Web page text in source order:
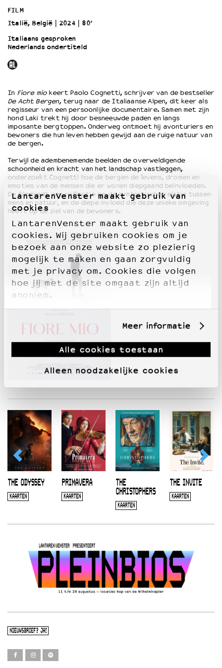
LantarenVenster maakt gebruik van
cookies
LantarenVenster maakt gebruik van
cookies. Wij gebruiken cookies om je
bezoek aan onze website zo plezierig
mogelijk te maken en gaan zorgvuldig
met je privacy om. Cookies die volgen
hoe jij met de site omgaat zijn altijd
anoniem.
Meer informatie
Alle cookies toestaan
Alleen noodzakelijke cookies
OVER LANTARENVENSTER
Wat we doen
Werken bij
Wie is wie
Partners
Huisregels
Privacyverklaring
Integriteits- en gedragscode
Duurzaamheid
Culturele boycot Israël
Ruimte voor artistieke vrijheid – VNPF
FILM
Italië, België
2024
80’
Italiaans gesproken
Nederlands ondertiteld
In Fiore miokeert Paolo Cognetti, schrijver van de bestseller
De Acht Bergen, terug naar de Italiaanse Alpen, dit keer als
regisseur van een persoonlijke documentaire. Samen met zijn
hond Laki trekt hij door besneeuwde paden en langs
imposante bergtoppen. Onderweg ontmoet hij avonturiers en
bewoners die hun leven hebben gewijd aan de ruige natuur van
de bergen.
Terwijl de adembenemende beelden de overweldigende
schoonheid en kracht van het landschap vastleggen,
onderzoekt Cognetti hoe de bergen de levens, dromen en
emoties van de mensen die er wonen diepgaand beïnvloeden.
De film biedt een reflectie op de symbiotische relatie tussen
mens en natuur, en de diepe invloed die deze unieke omgeving
heeft op de ziel van de bewoners.
THE ODYSSEY
KAARTEN
PRIMAVERA
KAARTEN
THE
CHRISTOPHERS
KAARTEN
THE INVITE
KAARTEN
NIEUWSBRIEF? JA!